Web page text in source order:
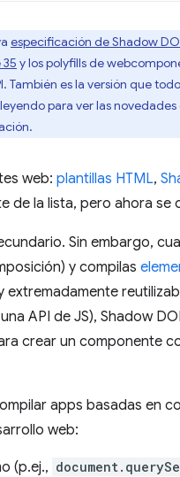
especificación de Shadow
y los polyfills de
es la versión que
para ver las
web: plantillas HTML,
de la lista, pero ahora se
Sin embargo,
y compilas
API de JS), Shadow
crear un componente
apps basadas en
web:
(p.ej.,